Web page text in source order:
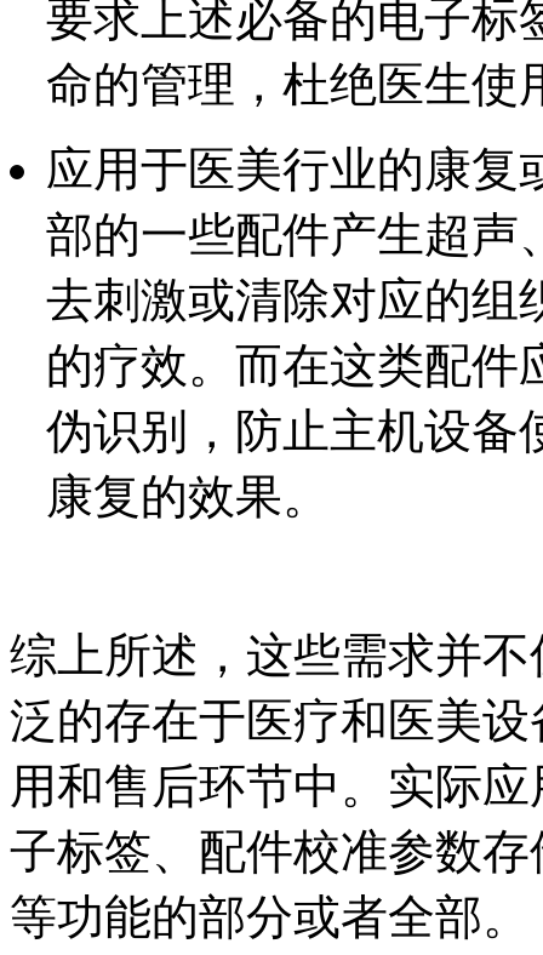
要求上述必备的电子标
命的管理，杜绝医生使
应用于医美行业的康复
部的一些配件产生超声
去刺激或清除对应的组
的疗效。而在这类配件
伪识别，防止主机设备
康复的效果。
综上所述，这些需求并
泛的存在于医疗和医美
用和售后环节中。实际
子标签、配件校准参数
等功能的部分或者全部。